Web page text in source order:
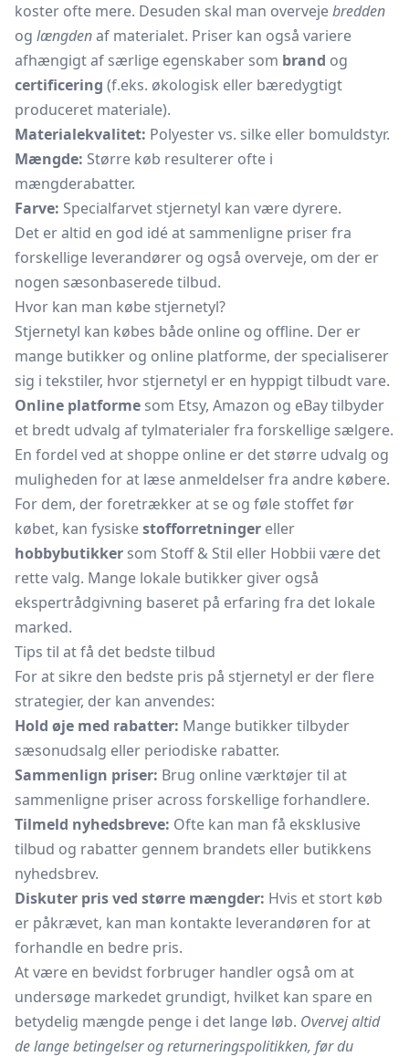
koster ofte mere. Desuden skal man overvejebredden
og længdenaf materialet. Priser kan også variere
afhængigt af særlige egenskaber som brand og
certificering (f.eks. økologisk eller bæredygtigt
produceret materiale).
Materialekvalitet: Polyester vs. silke eller bomuldstyr.
Mængde: Større køb resulterer ofte i
mængderabatter.
Farve: Specialfarvet stjernetyl kan være dyrere.
Det er altid en god idé at sammenligne priser fra
forskellige leverandører og også overveje, om der er
nogen sæsonbaserede tilbud.
Hvor kan man købe stjernetyl?
Stjernetyl kan købes både online og offline. Der er
mange butikker og online platforme, der specialiserer
sig i tekstiler, hvor stjernetyl er en hyppigt tilbudt vare.
Online platforme som Etsy, Amazon og eBay tilbyder
et bredt udvalg af tylmaterialer fra forskellige sælgere.
En fordel ved at shoppe online er det større udvalg og
muligheden for at læse anmeldelser fra andre købere.
For dem, der foretrækker at se og føle stoffet før
købet, kan fysiskestofforretninger eller
hobbybutikker som Stoff & Stil eller Hobbii være det
rette valg. Mange lokale butikker giver også
ekspertrådgivning baseret på erfaring fra det lokale
marked.
Tips til at få det bedste tilbud
For at sikre den bedste pris på stjernetyl er der flere
strategier, der kan anvendes:
Hold øje med rabatter: Mange butikker tilbyder
sæsonudsalg eller periodiske rabatter.
Sammenlign priser: Brug online værktøjer til at
sammenligne priser across forskellige forhandlere.
Tilmeld nyhedsbreve: Ofte kan man få eksklusive
tilbud og rabatter gennem brandets eller butikkens
nyhedsbrev.
Diskuter pris ved større mængder: Hvis et stort køb
er påkrævet, kan man kontakte leverandøren for at
forhandle en bedre pris.
At være en bevidst forbruger handler også om at
undersøge markedet grundigt, hvilket kan spare en
betydelig mængde penge i det lange løb. Overvej altid
de lange betingelser og returneringspolitikken, før du